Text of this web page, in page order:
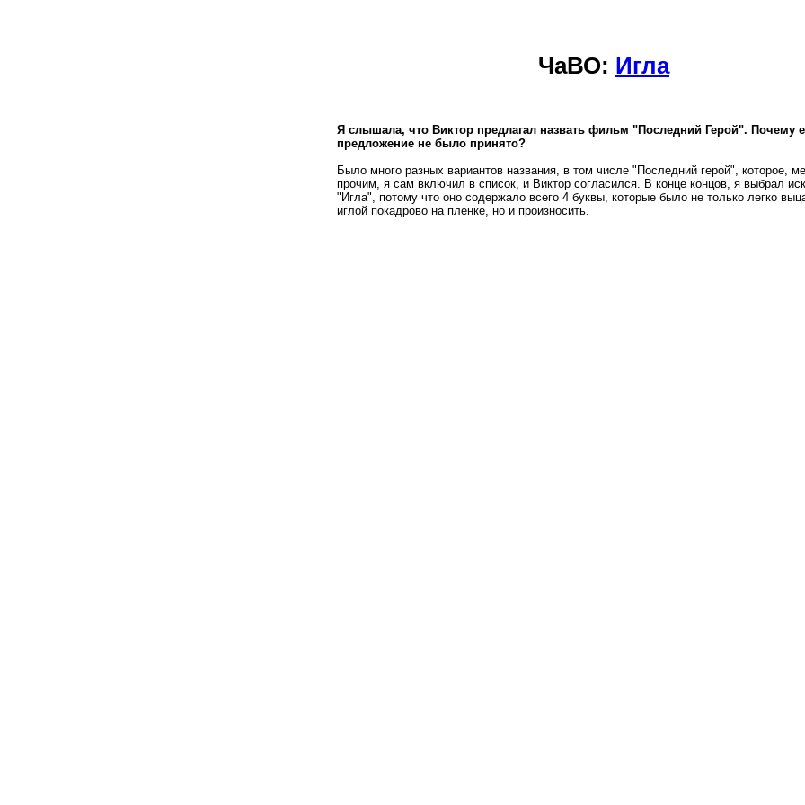
ЧаВО: Игла
Я слышала, что Виктор предлагал назвать фильм "Последний Герой". Почему
предложение не было принято?
Было много разных вариантов названия, в том числе "Последний герой", которое,
прочим, я сам включил в список, и Виктор согласился. В конце концов, я выбрал
"Игла", потому что оно содержало всего 4 буквы, которые было не только легко
иглой покадрово на пленке, но и произносить.